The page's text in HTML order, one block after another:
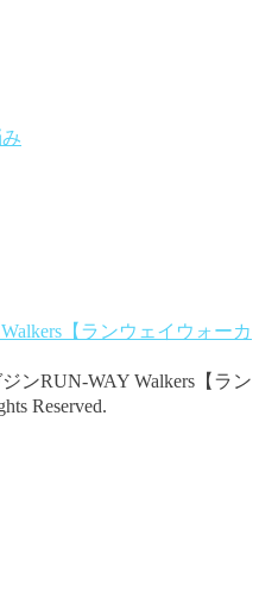
【ランウェイウォーカ
ンRUN-WAY Walkers【ラン
Reserved.